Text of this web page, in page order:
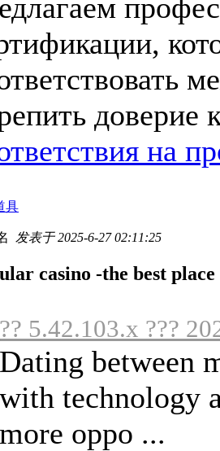
доверие
на
具
发表于 2025-6-27 02:11:25
casino -the best
?? 5.42.103.x ???
Dating between
with technology
more oppo ...